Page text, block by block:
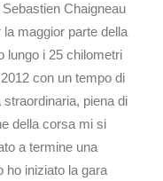
Chaigneau
la maggior parte della
lungo i 25 chilometri
con un tempo di
straordinaria, piena di
della corsa mi si
a termine una
ho iniziato la gara